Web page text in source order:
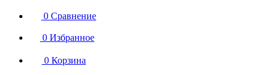
0 Сравнение
0 Избранное
0 Корзина